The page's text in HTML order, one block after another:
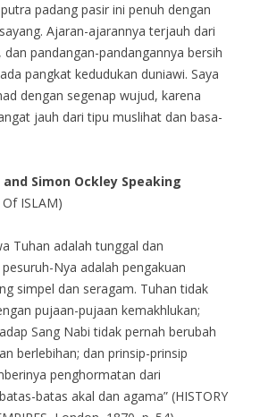
padang pasir ini penuh dengan
Ajaran-ajarannya terjauh dari
pandangan-pandangannya bersih
pangkat kedudukan duniawi. Saya
dengan segenap wujud, karena
jauh dari tipu muslihat dan basa-
and Simon Ockley Speaking
ISLAM)
Tuhan adalah tunggal dan
Nya adalah pengakuan
simpel dan seragam. Tuhan tidak
pujaan-pujaan kemakhlukan;
Sang Nabi tidak pernah berubah
berlebihan; dan prinsip-prinsip
penghormatan dari
batas akal dan agama” (HISTORY